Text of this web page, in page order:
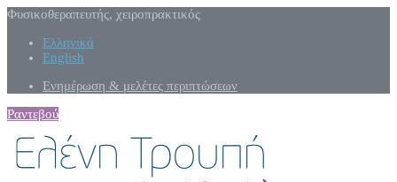
Φυσικοθεραπευτής, χειροπρακτικός
Ελληνικά
English
Ενημέρωση & μελέτες περιπτώσεων
Ραντεβού